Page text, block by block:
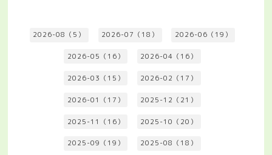
2026-08（5） 2026-07（18） 2026-06（19）
2026-05（16） 2026-04（16）
2026-03（15） 2026-02（17）
2026-01（17） 2025-12（21）
2025-11（16） 2025-10（20）
2025-09（19） 2025-08（18）